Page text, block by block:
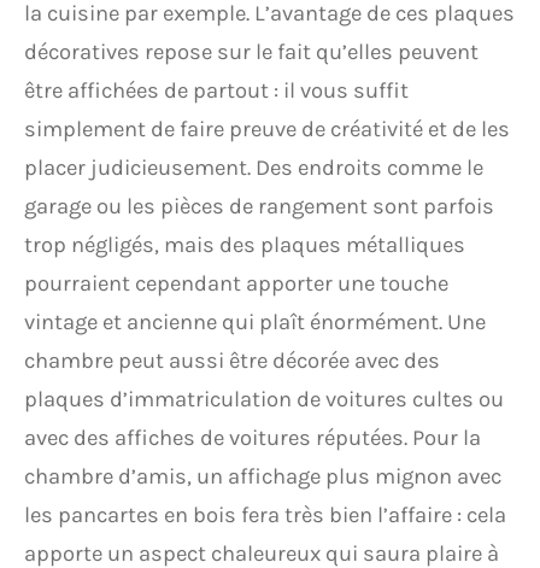
la cuisine par exemple. L’avantage de ces plaques
décoratives repose sur le fait qu’elles peuvent
être affichées de partout : il vous suffit
simplement de faire preuve de créativité et de les
placer judicieusement. Des endroits comme le
garage ou les pièces de rangement sont parfois
trop négligés, mais des plaques métalliques
pourraient cependant apporter une touche
vintage et ancienne qui plaît énormément. Une
chambre peut aussi être décorée avec des
plaques d’immatriculation de voitures cultes ou
avec des affiches de voitures réputées. Pour la
chambre d’amis, un affichage plus mignon avec
les pancartes en bois fera très bien l’affaire : cela
apporte un aspect chaleureux qui saura plaire à